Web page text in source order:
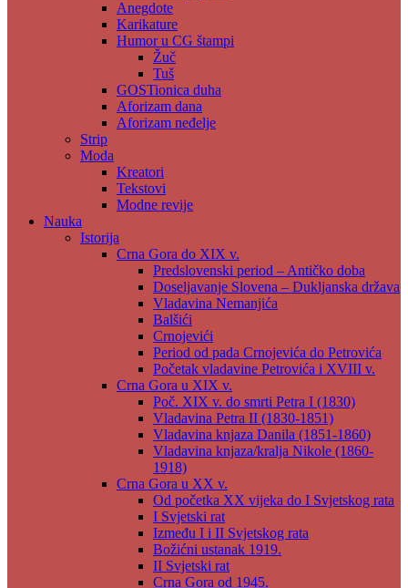
Anegdote
Karikature
Humor u CG štampi
Žuč
Tuš
GOSTionica duha
Aforizam dana
Aforizam neđelje
Strip
Moda
Kreatori
Tekstovi
Modne revije
Nauka
Istorija
Crna Gora do XIX v.
Predslovenski period – Antičko doba
Doseljavanje Slovena – Dukljanska država
Vladavina Nemanjića
Balšići
Crnojevići
Period od pada Crnojevića do Petrovića
Početak vladavine Petrovića i XVIII v.
Crna Gora u XIX v.
Poč. XIX v. do smrti Petra I (1830)
Vladavina Petra II (1830-1851)
Vladavina knjaza Danila (1851-1860)
Vladavina knjaza/kralja Nikole (1860-
1918)
Crna Gora u XX v.
Od početka XX vijeka do I Svjetskog rata
I Svjetski rat
Između I i II Svjetskog rata
Božićni ustanak 1919.
II Svjetski rat
Crna Gora od 1945.